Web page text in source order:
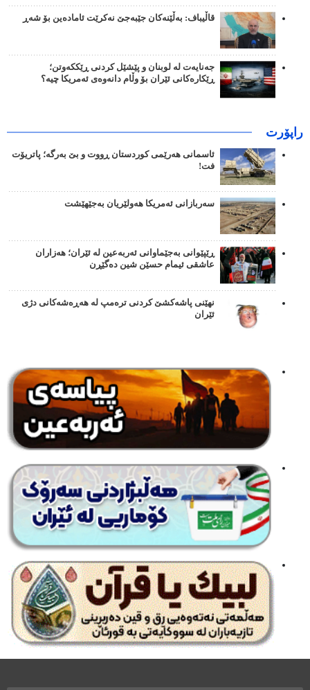
قاڵیباف: بەڵێنەکان جێبەجێ نەکرێت ئامادەین بۆ شەڕ
جەنایەت لە لوبنان و پێشێل کردنی ڕێککەوتن؛
ڕێکارەکانی ئێران بۆ وڵام دانەوەی ئەمریکا چیە؟
راپۆرت
ئاسمانی هەرێمی کوردستان ڕووت و بێ بەرگە؛ پاتریۆت
فت!
سەربازانی ئەمریکا هەولێریان بەجێهێشت
ڕێپێوانی بەجێماوانی ئەربەعین لە ئێران؛ هەزاران
عاشقی ئیمام حسێن شین دەگێڕن
نهێنی پاشەکشێ کردنی ترەمپ لە هەڕەشەکانی دژی
ئێران